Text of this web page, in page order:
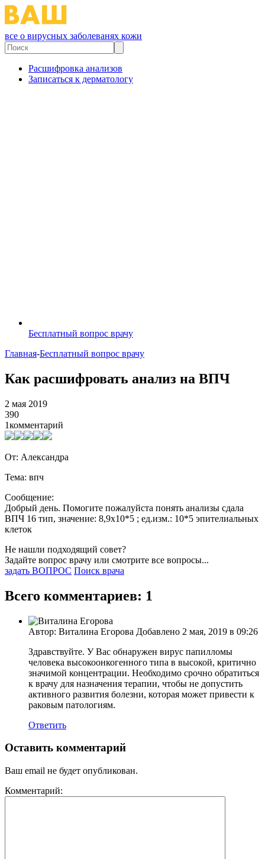
все о вирусных заболеванях кожи
Расшифровка анализов
Записаться к дерматологу
Бесплатный вопрос врачу
Главная-Бесплатный вопрос врачу
Как расшифровать анализ на ВПЧ
2 мая 2019
390
1комментарий
От: Александра
Тема: впч
Сообщение:
Добрый день. Помогите пожалуйста понять анализы сдала
ВПЧ 16 тип, значение: 8,9х10*5 ; ед.изм.: 10*5 эпителиальных
клеток
Не нашли подходящий совет?
Задайте вопрос врачу или смотрите все вопросы...
задать ВОПРОС Поиск врача
Всего комментариев: 1
Автор: Виталина Егорова Добавлено 2 мая, 2019 в 09:26
Здравствуйте. У Вас обнаружен вирус папилломы
человека высокоонкогенного типа в высокой, критично
значимой концентрации. Необходимо срочно обратиться
к врачу для назначения терапии, чтобы не допустить
активного развития болезни, которая может привести к
раковым патологиям.
Ответить
Оставить комментарий
Ваш email не будет опубликован.
Комментарий: